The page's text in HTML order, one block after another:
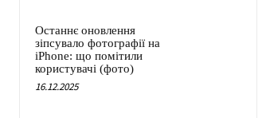
Останнє оновлення
зіпсувало фотографії на
iPhone: що помітили
користувачі (фото)
16.12.2025